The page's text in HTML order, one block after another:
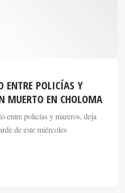
ENTRE POLICÍAS Y
MUERTO EN CHOLOMA
entre policías y mareros, deja
de este miércoles